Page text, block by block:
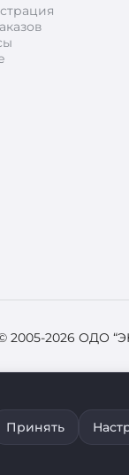
2005-2026 ОДО
cookie
Принять